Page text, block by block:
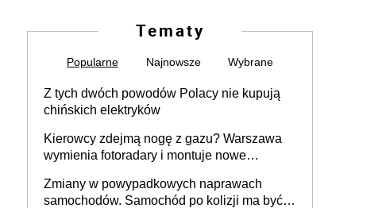
Tematy
Popularne Najnowsze Wybrane
Z tych dwóch powodów Polacy nie kupują
chińskich elektryków
Kierowcy zdejmą nogę z gazu? Warszawa
wymienia fotoradary i montuje nowe
Zmiany w powypadkowych naprawach
samochodów. Samochód po kolizji ma być